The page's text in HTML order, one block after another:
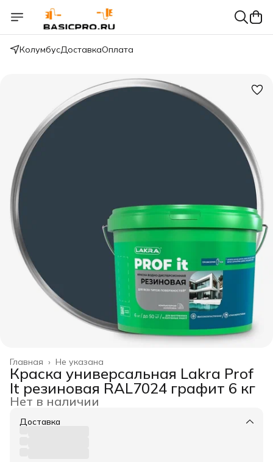
КолумбусДоставкаОплата
Не указана
Главная ›
Краска универсальная Lakra Prof
It резиновая RAL7024 графит 6 кг
Нет в наличии
Доставка